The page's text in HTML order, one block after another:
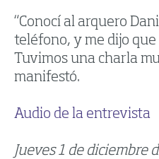
“Conocí al arquero
teléfono, y me dijo que
Tuvimos una charla
manifestó.
Audio de la entrevista
Jueves 1 de diciembre